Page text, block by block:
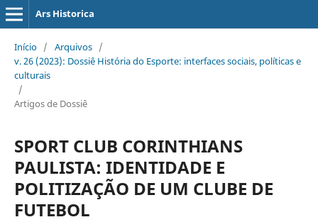
Ars Historica
Início / Arquivos /
v. 26 (2023): Dossiê História do Esporte: interfaces sociais, políticas e
culturais
/
Artigos de Dossiê
SPORT CLUB CORINTHIANS
PAULISTA: IDENTIDADE E
POLITIZAÇÃO DE UM CLUBE DE
FUTEBOL